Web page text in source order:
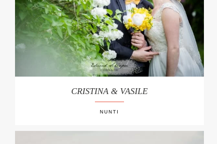
CRISTINA & VASILE
NUNTI